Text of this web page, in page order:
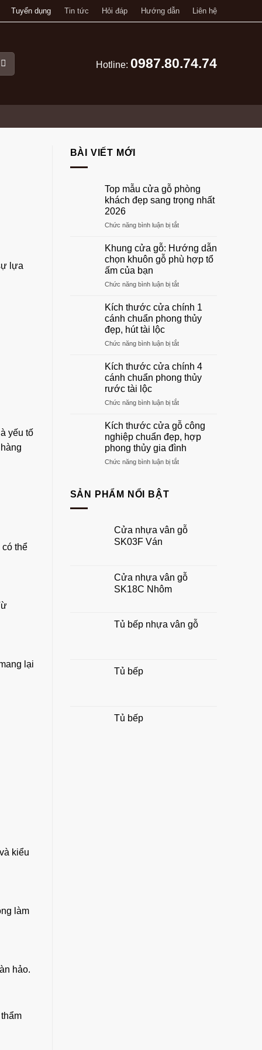
Tuyển dụng Tin tức Hỏi đáp Hướng dẫn Liên hệ
Hotline: 0987.80.74.74
lựa
yếu tố
có thể
lại
kiểu
làm
hảo.
BÀI VIẾT MỚI
Top mẫu cửa gỗ phòng
khách đẹp sang trọng nhất
2026
Chức năng bình luận bị tắtở
mẫu
cửa
gỗ
khách
sang
trọng
nhất
Khung cửa gỗ: Hướng dẫn
chọn khuôn gỗ phù hợp tổ
ấm của bạn
Chức năng bình luận bị tắtở
cửa
Hướng
chọn
gỗ
phù
hợp
ấm
bạn
Kích thước cửa chính 1
cánh chuẩn phong thủy
đẹp, hút tài lộc
Chức năng bình luận bị tắtở
thước
cửa
chính
cánh
phong
thủy
đẹp,
hút
tài
Kích thước cửa chính 4
cánh chuẩn phong thủy
rước tài lộc
Chức năng bình luận bị tắtở
thước
cửa
chính
4
cánh
Kích thước cửa gỗ công
nghiệp chuẩn đẹp, hợp
phong thủy gia đình
Chức năng bình luận bị tắtở
chuẩn
thủy
gia
SẢN PHẨM NỔI BẬT
Cửa nhựa vân gỗ
SK03F Ván
Cửa nhựa vân gỗ
SK18C Nhôm
Tủ bếp nhựa vân gỗ
Tủ bếp
Tủ bếp